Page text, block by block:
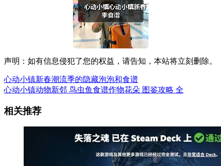
声明：如有信息侵犯了您的权益，请告知，本站将立刻删除。
心动小镇新春潮流季的隐藏泡泡和食谱
心动小镇动物新邻 鸟虫鱼食谱作物花朵 图鉴攻略 全
相关推荐